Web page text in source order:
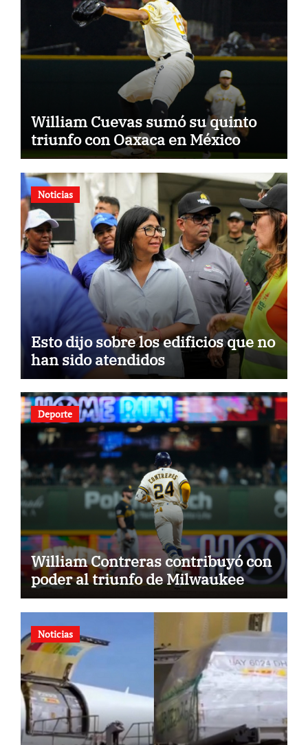
William Cuevas sumó su quinto
triunfo con Oaxaca en México
Noticias
Esto dijo sobre los edificios que no
han sido atendidos
Deporte
William Contreras contribuyó con
poder al triunfo de Milwaukee
Noticias